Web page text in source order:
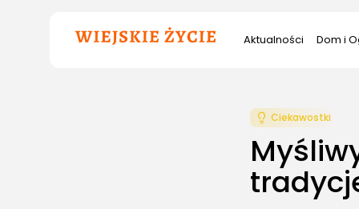
Aktualności Dom i
Szukana
fraza:
Ciekawostki